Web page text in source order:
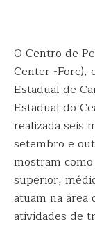
O Centro de
Center -Forc),
Estadual de
Estadual do
realizada seis
setembro e
mostram
superior,
atuam na área
atividades de